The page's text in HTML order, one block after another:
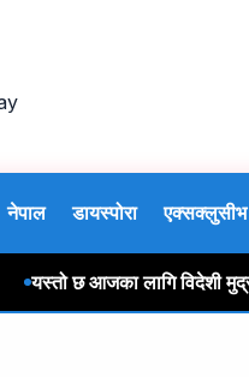
नेपाल डायस्पोरा एक्सक्लुसीभ
छ आजका लागि विदेशी मुद्राको